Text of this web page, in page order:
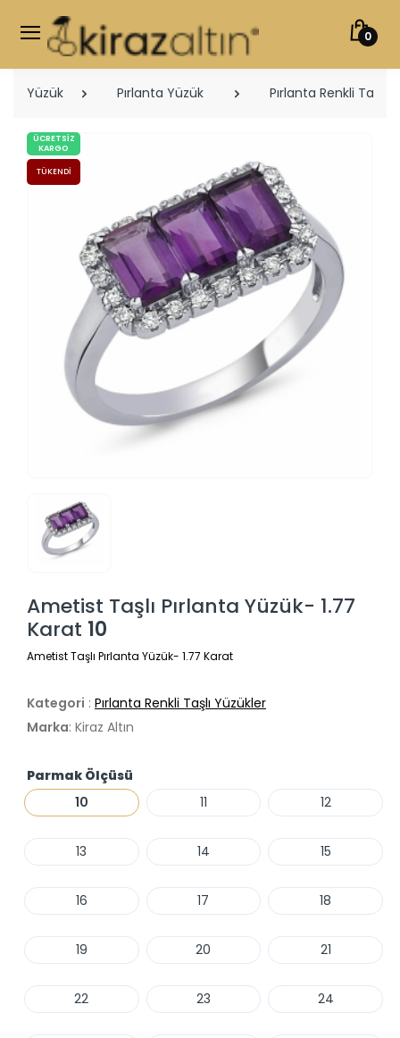
0
Yüzük Pırlanta Yüzük Pırlanta Renkli Taşlı
ÜCRETSIZ
KARGO
TÜKENDI
Ametist Taşlı Pırlanta Yüzük- 1.77
Karat 10
Ametist Taşlı Pırlanta Yüzük- 1.77 Karat
Kategori : Pırlanta Renkli Taşlı Yüzükler
Marka: Kiraz Altın
Parmak Ölçüsü
10
11 12
13 14 15
16 17 18
19 20 21
22 23 24